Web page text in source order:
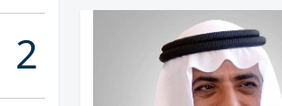
2